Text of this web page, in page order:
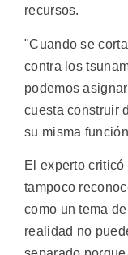
recursos.
"Cuando se
contra los
podemos
cuesta construir
su misma
El experto
tampoco
como un tema
realidad no